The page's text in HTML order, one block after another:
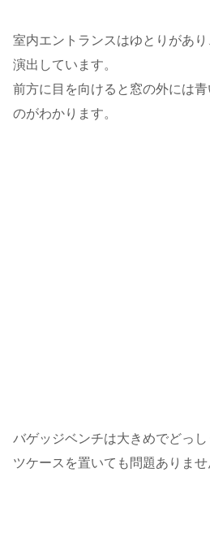
室内エントランスはゆとりがあ
演出しています。
前方に目を向けると窓の外には
のがわかります。
バゲッジベンチは大きめでどっ
ツケースを置いても問題ありませ